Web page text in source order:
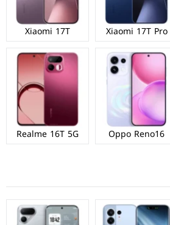
Xiaomi 17T Pro
Xiaomi 17T
Oppo Reno16
Realme 16T 5G